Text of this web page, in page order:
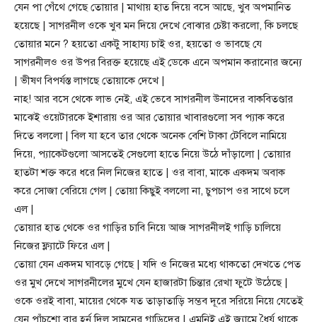
যেন পা গেঁথে গেছে তোয়ার | মাথায় হাত দিয়ে বসে আছে, খুব অপমানিত
হয়েছে | সাগরনীল ওকে খুব মন দিয়ে দেখে বোঝার চেষ্টা করলো, কি চলছে
তোয়ার মনে ? হয়তো একটু সাহায্য চাই ওর, হয়তো ও ভাবছে যে
সাগরনীলও ওর উপর বিরক্ত হয়েছে এই ডেকে এনে অপমান করানোর জন্যে
| ভীষণ বিপর্যস্ত লাগছে তোয়াকে দেখে |
নাহ! আর বসে থেকে লাভ নেই, এই ভেবে সাগরনীল উনাদের বাকবিতণ্ডার
মাঝেই ওয়েটারকে ইশারায় ওর আর তোয়ার খাবারগুলো সব প্যাক করে
দিতে বললো | বিল যা হবে তার থেকে অনেক বেশি টাকা টেবিলে নামিয়ে
দিয়ে, প্যাকেটগুলো আসতেই সেগুলো হাতে নিয়ে উঠে দাঁড়ালো | তোয়ার
হাতটা শক্ত করে ধরে নিল নিজের হাতে | ওর বাবা, মাকে একদম অবাক
করে সোজা বেরিয়ে গেল | তোয়া কিছুই বললো না, চুপচাপ ওর সাথে চলে
এল |
তোয়ার হাত থেকে ওর গাড়ির চাবি নিয়ে আজ সাগরনীলই গাড়ি চালিয়ে
নিজের ফ্ল্যাটে ফিরে এল |
তোয়া যেন একদম ঘাবড়ে গেছে | যদি ও নিজের মধ্যে থাকতো দেখতে পেত
ওর মুখ দেখে সাগরনীলের মুখে যেন হাজারটা চিন্তার রেখা ফুটে উঠেছে |
ওকে ওরই বাবা, মায়ের থেকে যত তাড়াতাড়ি সম্ভব দূরে সরিয়ে নিয়ে যেতেই
যেন পাঁচশো বার হর্ন দিল সামনের গাড়িদের | এমনিই এই জ্যামে ধৈর্য থাকে